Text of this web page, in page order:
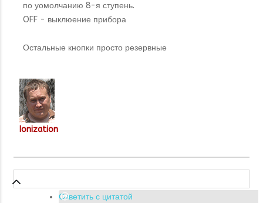
по уомолчанию 8-я ступень.
OFF - выклюение прибора
Остальные кнопки просто резервные
Ionization
Ответить с цитатой